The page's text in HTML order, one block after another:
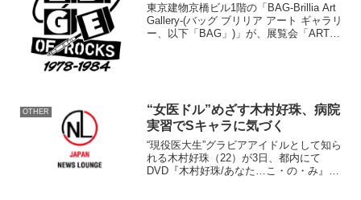
東京建物京橋ビル1階の「BAG-Brillia Art
Gallery-(バッグ ブリリア アート ギャラリ
ー、以下「BAG」)」が、展覧会「ART in
OTHER
“女医ドル”めざす木村好珠、病院
実習でSキャラに気づく
“現役医大生”グラビアアイドルとして知ら
れる木村好珠（22）が3日、都内にて
DVD『木村好珠/あなた…こ・の・み』